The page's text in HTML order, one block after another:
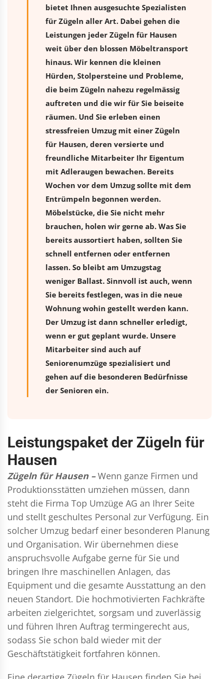
bietet Ihnen ausgesuchte Spezialisten
für Zügeln aller Art. Dabei gehen die
Leistungen jeder Zügeln für Hausen
weit über den blossen Möbeltransport
hinaus. Wir kennen die kleinen
Hürden, Stolpersteine und Probleme,
die beim Zügeln nahezu regelmässig
auftreten und die wir für Sie beiseite
räumen. Und Sie erleben einen
stressfreien Umzugmit einer Zügeln
für Hausen, deren versierte und
freundliche Mitarbeiter Ihr Eigentum
mit Adleraugen bewachen. Bereits
Wochen vor dem Umzug sollte mit dem
Entrümpeln begonnen werden.
Möbelstücke, die Sie nicht mehr
brauchen, holen wir gerne ab. Was Sie
bereits aussortiert haben, sollten Sie
schnell entfernen oder entfernen
lassen. So bleibt am Umzugstag
weniger Ballast. Sinnvoll ist auch, wenn
Sie bereits festlegen, was in die neue
Wohnung wohin gestellt werden kann.
Der Umzug ist dann schneller erledigt,
wenn er gut geplant wurde. Unsere
Mitarbeiter sind auch auf
Seniorenumzüge spezialisiert und
gehen auf die besonderen Bedürfnisse
der Senioren ein.
Leistungspaket der Zügeln für
Hausen
Zügeln für Hausen – Wenn ganze Firmen und
Produktionsstätten umziehen müssen, dann
steht die Firma Top Umzüge AG an Ihrer Seite
und stellt geschultes Personal zur Verfügung. Ein
solcher Umzug bedarf einer besonderen Planung
und Organisation. Wir übernehmen diese
anspruchsvolle Aufgabe gerne für Sie und
bringen Ihre maschinellen Anlagen, das
Equipment und die gesamte Ausstattung an den
neuen Standort. Die hochmotivierten Fachkräfte
arbeiten zielgerichtet, sorgsam und zuverlässig
und führen Ihren Auftrag termingerecht aus,
sodass Sie schon bald wieder mit der
Geschäftstätigkeit fortfahren können.